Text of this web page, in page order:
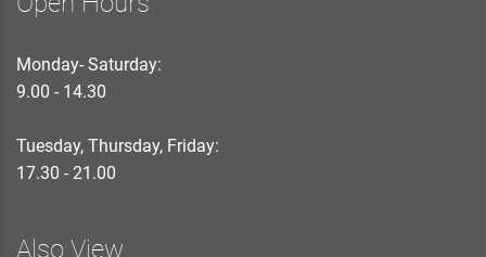
Monday- Saturday:
9.00 - 14.30
Tuesday, Thursday, Friday:
17.30 - 21.00
Also View